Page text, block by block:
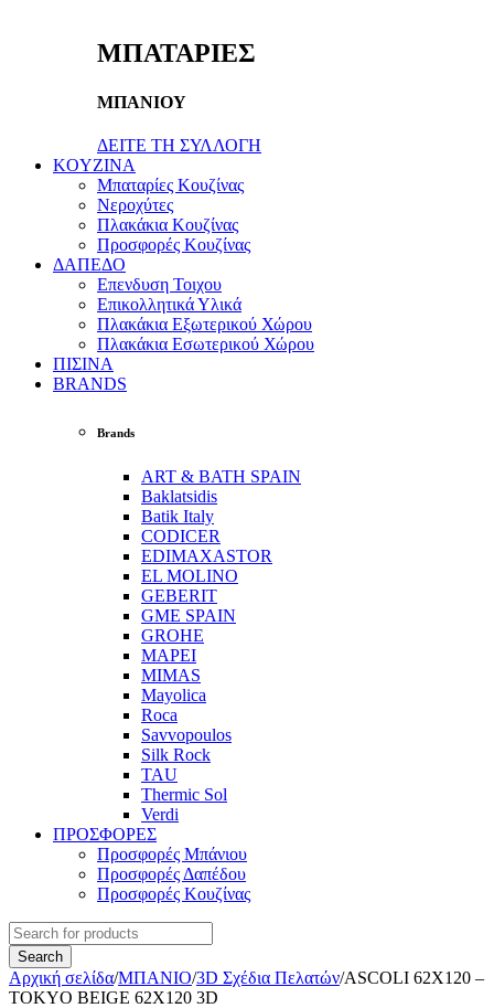
ΜΠΑΤΑΡΙΕΣ
ΜΠΑΝΙΟΥ
ΔΕΙΤΕ ΤΗ ΣΥΛΛΟΓΗ
KOYZINA
Μπαταρίες Κουζίνας
Νεροχύτες
Πλακάκια Κουζίνας
Προσφορές Κουζίνας
ΔΑΠΕΔΟ
Επενδυση Τοιχου
Επικολλητικά Υλικά
Πλακάκια Εξωτερικού Χώρου
Πλακάκια Εσωτερικού Χώρου
ΠΙΣΙΝΑ
BRANDS
Brands
ART & BATH SPAIN
Baklatsidis
Batik Italy
CODICER
EDIMAXASTOR
EL MOLINO
GEBERIT
GME SPAIN
GROHE
MAPEI
MIMAS
Mayolica
Roca
Savvopoulos
Silk Rock
TAU
Thermic Sol
Verdi
ΠΡΟΣΦΟΡΕΣ
Προσφορές Μπάνιου
Προσφορές Δαπέδου
Προσφορές Κουζίνας
Αρχική σελίδα/ΜΠΑΝΙΟ/3D Σχέδια Πελατών/ASCOLI 62X120 –
TOKYO BEIGE 62X120 3D